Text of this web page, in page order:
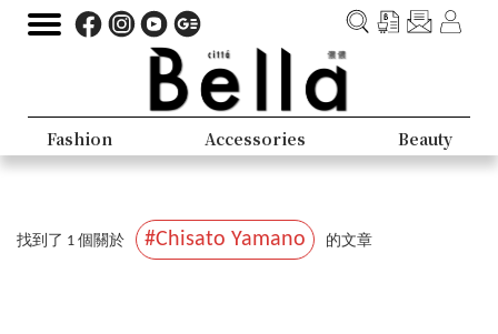
Fashion Accessories Beauty
找到了 1 個關於 #Chisato Yamano 的文章